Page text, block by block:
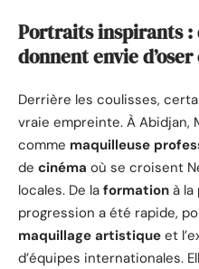
Portraits inspirants :
donnent envie
Derrière les coulisses,
vraie empreinte. À Abidjan,
comme maquilleuse
de cinéma où se croisent
locales. De la formation à la
progression a été rapide,
maquillage artistique et
d’équipes internationales.